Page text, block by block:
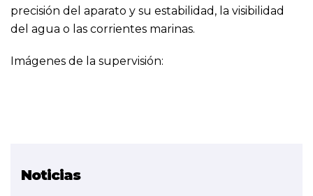
precisión del aparato y su estabilidad, la visibilidad
del agua o las corrientes marinas.
Imágenes de la supervisión:
Noticias